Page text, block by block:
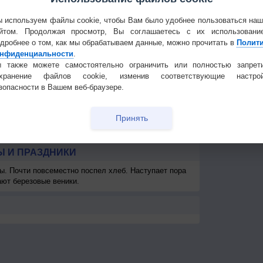
>10 км
> 1 км
3-6
<7
>10 км
> 1 км
3-6
<7
>10 км
900
3-6
<7
>10 км
700
3-6
<7
>10 км
700
5-9
<7
>10 км
> 1 км
3-6
>10 км
> 1 км
>10 км
> 1 км
>
И ПРАЗДНИКИ
Почти повсеместно поспел хлеб. Наступает пора
березовые веники.
Гостевая
используем файлы cookie, чтобы Вам было удобнее пользоваться
Продолжая просмотр, Вы соглашаетесь с их
о том, как мы обрабатываем данные, можно прочитать в
также можете самостоятельно ограничить или полностью
файлов cookie, изменив соответствующие
в Вашем веб-браузере.
Принять